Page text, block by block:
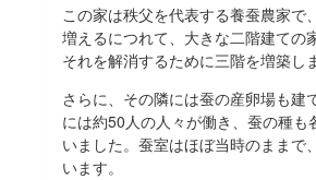
この家は秩父を代表する養蚕農家で
増えるにつれて、大きな二階建ての
それを解消するために三階を増築し
さらに、その隣には蚕の産卵場も建
には約50人の人々が働き、蚕の種も
いました。蚕室はほぼ当時のままで
います。